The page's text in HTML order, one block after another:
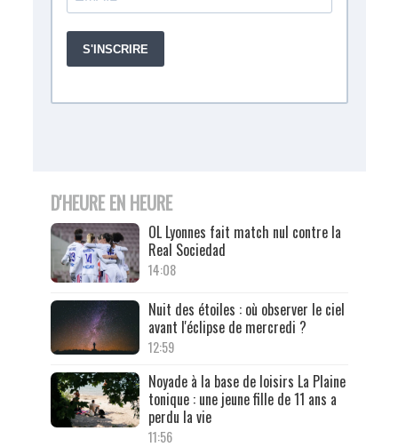
D'HEURE EN HEURE
OL Lyonnes fait match nul contre la
Real Sociedad
14:08
Nuit des étoiles : où observer le ciel
avant l'éclipse de mercredi ?
12:59
Noyade à la base de loisirs La Plaine
tonique : une jeune fille de 11 ans a
perdu la vie
11:56